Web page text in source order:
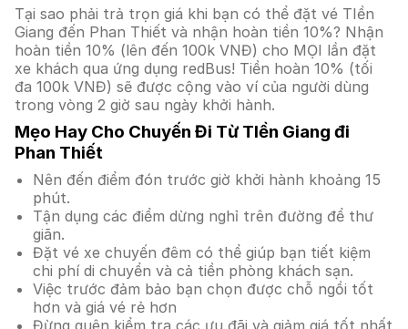
Tại sao phải trả trọn giá khi bạn có thể đặt vé TIền
Giang đến Phan Thiết và nhận hoàn tiền 10%? Nhận
hoàn tiền 10% (lên đến 100k VNĐ) cho MỌI lần đặt
xe khách qua ứng dụng redBus! Tiền hoàn 10% (tối
đa 100k VNĐ) sẽ được cộng vào ví của người dùng
trong vòng 2 giờ sau ngày khởi hành.
Mẹo Hay Cho Chuyến Đi Từ TIền Giang đi
Phan Thiết
Nên đến điểm đón trước giờ khởi hành khoảng 15
phút.
Tận dụng các điểm dừng nghỉ trên đường để thư
giãn.
Đặt vé xe chuyến đêm có thể giúp bạn tiết kiệm
chi phí di chuyển và cả tiền phòng khách sạn.
Việc trước đảm bảo bạn chọn được chỗ ngồi tốt
hơn và giá vé rẻ hơn
Đừng quên kiểm tra các ưu đãi và giảm giá tốt nhất